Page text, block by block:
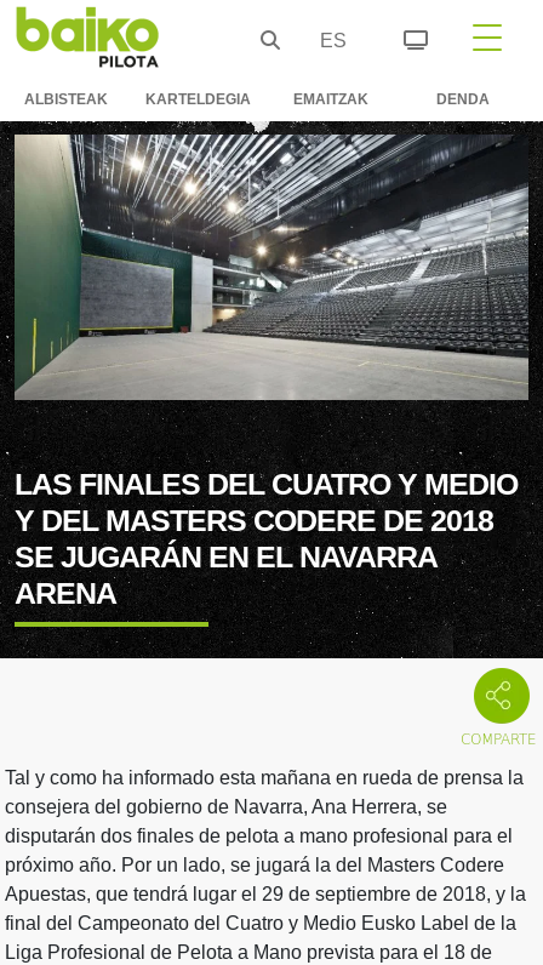
ES
ALBISTEAK KARTELDEGIA EMAITZAK DENDA
LAS FINALES DEL CUATRO Y MEDIO
Y DEL MASTERS CODERE DE 2018
SE JUGARÁN EN EL NAVARRA
ARENA
Tal y como ha informado esta mañana en rueda de prensa la
consejera del gobierno de Navarra, Ana Herrera, se
disputarán dos finales de pelota a mano profesional para el
próximo año. Por un lado, se jugará la del Masters Codere
Apuestas, que tendrá lugar el 29 de septiembre de 2018, y la
final del Campeonato del Cuatro y Medio Eusko Label de la
Liga Profesional de Pelota a Mano prevista para el 18 de